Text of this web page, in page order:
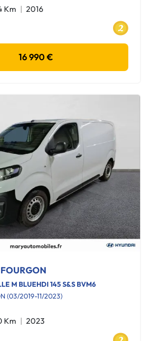
Km
2016
16 990 €
M BLUEHDI 145 S&S BVM6
(03/2019-11/2023)
Km
2023